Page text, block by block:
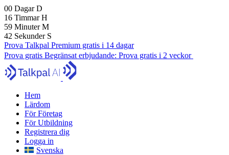
00 DagarD
16 TimmarH
59 MinuterM
41 Sekunder S
Prova Talkpal Premium gratis i 14 dagar
Prova gratis Begränsat erbjudande: Prova gratis i 2 veckor
Hem
Lärdom
För Företag
För Utbildning
Registrera dig
Logga in
Svenska